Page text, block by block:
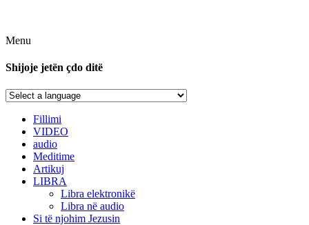
Menu
Shijoje jetën çdo ditë
Fillimi
VIDEO
audio
Meditime
Artikuj
LIBRA
Libra elektronikë
Libra në audio
Si të njohim Jezusin